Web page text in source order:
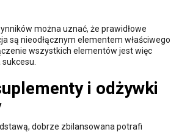
można uznać, że prawidłowe
są nieodłącznym elementem właściwego
wszystkich elementów jest więc
i odżywki
dobrze zbilansowana potrafi